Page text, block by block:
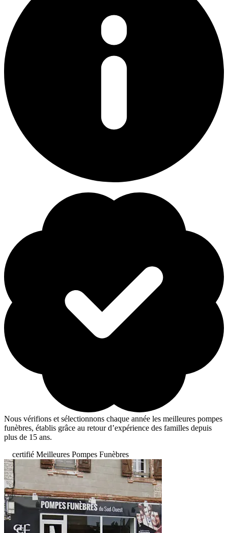
Nous vérifions et sélectionnons chaque année les meilleures pompes
funèbres, établis grâce au retour d’expérience des familles depuis
plus de 15 ans.
certifié Meilleures Pompes Funèbres